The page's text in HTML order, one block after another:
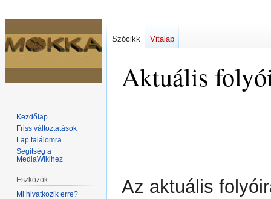
Aktuális
Az aktuális
Szócikk Vitalap
Kezdőlap
Friss változtatások
Lap találomra
Segítség a
MediaWikihez
Eszközök
Mi hivatkozik erre?